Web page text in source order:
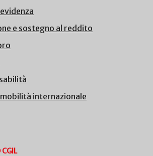
e sostegno al reddito
internazionale